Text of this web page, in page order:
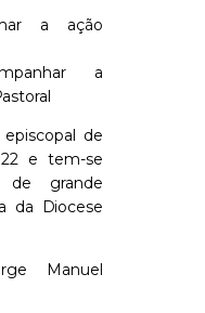
a ação
a
de
e tem-se
de grande
da Diocese
Manuel